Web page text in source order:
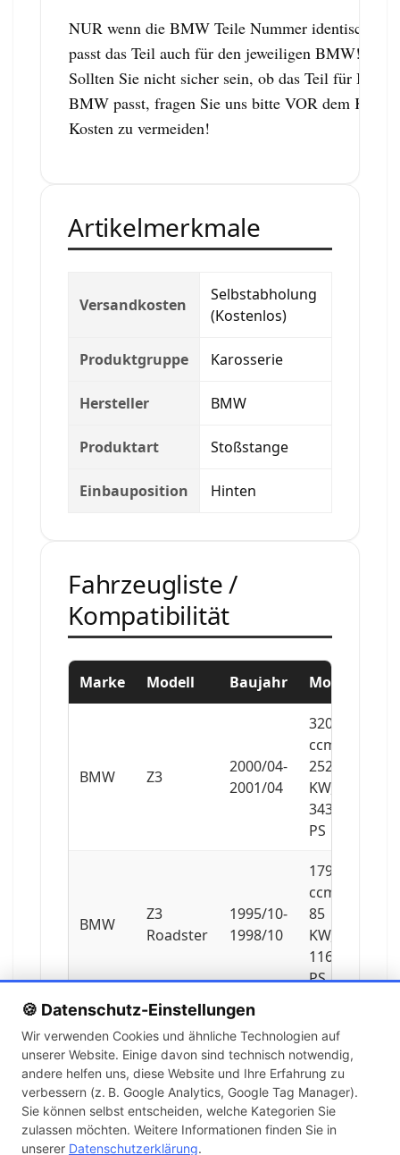
🍪 Datenschutz-Einstellungen
Wir verwenden Cookies und ähnliche Technologien auf
unserer Website. Einige davon sind technisch notwendig,
andere helfen uns, diese Website und Ihre Erfahrung zu
verbessern (z. B. Google Analytics, Google Tag Manager).
Sie können selbst entscheiden, welche Kategorien Sie
zulassen möchten. Weitere Informationen finden Sie in
unserer Datenschutzerklärung.
NUR wenn die BMW Teile Nummer identisch ist,
passt das Teil auch für den jeweiligen BMW!
Sollten Sie nicht sicher sein, ob das Teil für Ihren
BMW passt, fragen Sie uns bitte VOR dem Kauf,
Kosten zu vermeiden!
Artikelmerkmale
Versandkosten
Selbstabholung
(Kostenlos)
Produktgruppe Karosserie
Hersteller BMW
Produktart Stoßstange
Einbauposition Hinten
Fahrzeugliste /
Kompatibilität
Marke Modell Baujahr Motor
BMW Z3
2000/04-
2001/04
3201
ccm,
252
KW,
343
PS
BMW
Z3
Roadster
1995/10-
1998/10
1796
ccm,
85
KW,
116
PS
BMW
Z3
Roadster
1999/01-
2003/01
ccm,
85
KW,
116
PS